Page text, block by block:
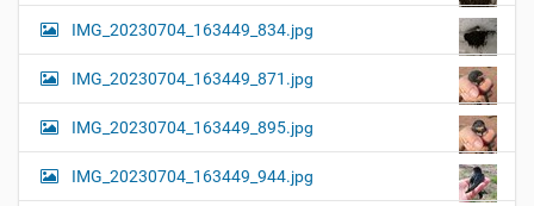
IMG_20230704_163449_834.jpg
IMG_20230704_163449_871.jpg
IMG_20230704_163449_895.jpg
IMG_20230704_163449_944.jpg